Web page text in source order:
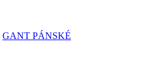
GANT PÁNSKÉ